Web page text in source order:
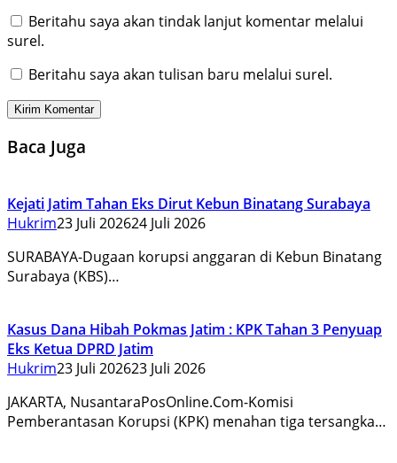
Beritahu saya akan tindak lanjut komentar melalui
surel.
Beritahu saya akan tulisan baru melalui surel.
Baca Juga
Kejati Jatim Tahan Eks Dirut Kebun Binatang Surabaya
Hukrim23 Juli 202624 Juli 2026
SURABAYA-Dugaan korupsi anggaran di Kebun Binatang
Surabaya (KBS)…
Kasus Dana Hibah Pokmas Jatim : KPK Tahan 3 Penyuap
Eks Ketua DPRD Jatim
Hukrim23 Juli 202623 Juli 2026
JAKARTA, NusantaraPosOnline.Com-Komisi
Pemberantasan Korupsi (KPK) menahan tiga tersangka…